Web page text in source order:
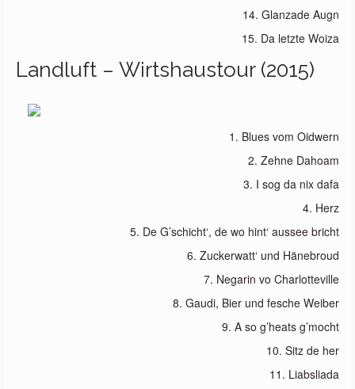
14. Glanzade Augn
15. Da letzte Woiza
Landluft – Wirtshaustour (2015)
1. Blues vom Oidwern
2. Zehne Dahoam
3. I sog da nix dafa
4. Herz
5. De G’schicht‘, de wo hint‘ aussee bricht
6. Zuckerwatt‘ und Hänebroud
7. Negarin vo Charlotteville
8. Gaudi, Bier und fesche Weiber
9. A so g’heats g’mocht
10. Sitz de her
11. Liabsliada